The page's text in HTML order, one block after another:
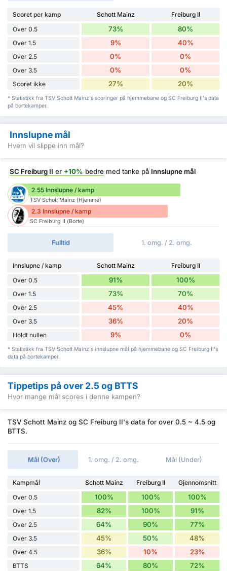
Scoret per kamp Schott Mainz
Freiburg II
Over 0.5
73% 80%
Over 1.5 9% 40%
Over 2.5 0% 0%
Over 3.5 0% 0%
Scoret ikke 27% 20%
* Statistikk fra TSV Schott Mainz's scoringer på hjemmebane og SC Freiburg II's data
på bortekamper.
Innslupne mål
Hvem vil slippe inn mål?
SC Freiburg II er +10% bedre med tanke på Innslupne mål
2.55 Innslupne / kamp
TSV Schott Mainz (Hjemme)
2.3 Innslupne / kamp
SC Freiburg II (Borte)
Fulltid 1. omg. / 2. omg.
Innslupne / kamp Schott Mainz
Freiburg II
Over 0.5
91% 100%
Over 1.5 73% 70%
Over 2.5 45% 40%
Over 3.5 36% 20%
Holdt nullen 9% 0%
* Statistikk fra TSV Schott Mainz's innslupne mål på hjemmebane og SC Freiburg II's
data på bortekamper.
Tippetips på over 2.5 og BTTS
Hvor mange mål scores i denne kampen?
TSV Schott Mainz og SC Freiburg II's data for over 0.5 ~ 4.5 og
BTTS.
Mål (Over) 1. omg. / 2. omg. Mål (Under)
Kampmål Schott Mainz Freiburg II
Gjennomsnitt
Over 0.5
100% 100% 100%
Over 1.5 82% 100% 91%
Over 2.5 64% 90% 77%
Over 3.5 45% 50% 48%
Over 4.5 36% 10% 23%
BTTS 64% 80% 72%